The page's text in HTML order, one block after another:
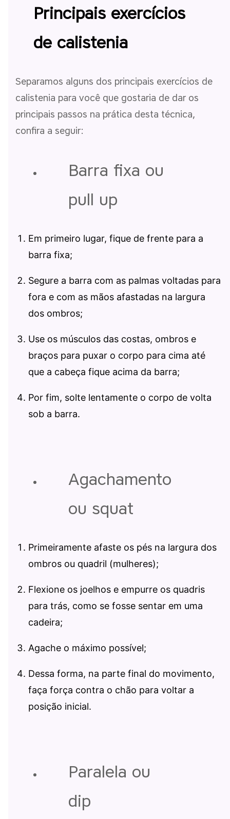
Principais exercícios
de calistenia
Separamos alguns dos principais exercícios de
calistenia para você que gostaria de dar os
principais passos na prática desta técnica,
confira a seguir:
Barra fixa ou
pull up
Em primeiro lugar, fique de frente para a
barra fixa;
Segure a barra com as palmas voltadas para
fora e com as mãos afastadas na largura
dos ombros;
Use os músculos das costas, ombros e
braços para puxar o corpo para cima até
que a cabeça fique acima da barra;
Por fim, solte lentamente o corpo de volta
sob a barra.
Agachamento
ou squat
Primeiramente afaste os pés na largura dos
ombros ou quadril (mulheres);
Flexione os joelhos e empurre os quadris
para trás, como se fosse sentar em uma
cadeira;
Agache o máximo possível;
Dessa forma, na parte final do movimento,
faça força contra o chão para voltar a
posição inicial.
Paralela ou
dip